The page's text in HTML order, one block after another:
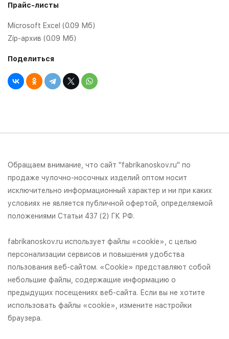
Прайс-листы
Microsoft Excel (0.09 Мб)
Zip-архив (0.09 Мб)
Поделиться
Обращаем внимание, что сайт "fabrikanoskov.ru" по
продаже чулочно-носочных изделий оптом носит
исключительно информационный характер и ни при каких
условиях не является публичной офертой, определяемой
положениями Статьи 437 (2) ГК РФ.
fabrikanoskov.ru использует файлы «cookie», с целью
персонализации сервисов и повышения удобства
пользования веб-сайтом. «Cookie» представляют собой
небольшие файлы, содержащие информацию о
предыдущих посещениях веб-сайта. Если вы не хотите
использовать файлы «cookie», измените настройки
браузера.